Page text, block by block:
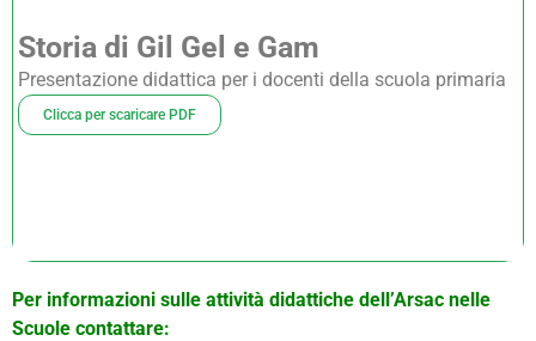
Storia di Gil Gel e Gam
Presentazione didattica per i docenti della scuola primaria
Clicca per scaricare PDF
Per informazioni sulle attività didattiche dell’Arsac nelle
Scuole contattare: